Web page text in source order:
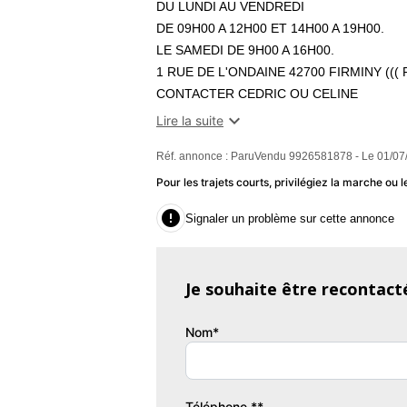
DU LUNDI AU VENDREDI
DE 09H00 A 12H00 ET 14H00 A 19H00.
LE SAMEDI DE 9H00 A 16H00.
1 RUE DE L'ONDAINE 42700 FIRMINY (((
CONTACTER CEDRIC OU CELINE
** NOS VÉHICULES SONT VISIBLE
** GARAGE PROFESSIONNEL DE
BIPPER TEPEE ESSENCE 122.800KMS
VÉHICULE EN EXCELLENT ETAT
- marque : PEUGEOT BIPPER TEPEE
- model : BIPPER TEPEE ESSENCE 70CV
Lire la suite 
Réf. annonce : ParuVendu 9926581878 - Le 01/
Pour les trajets courts, privilégiez la marche ou
 Signaler un problème sur cette annonce
Je souhaite être
Nom*